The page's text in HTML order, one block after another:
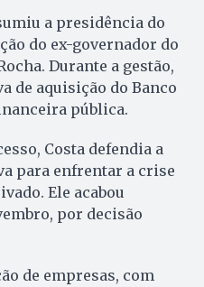
a presidência do
do ex-governador do
Durante a gestão,
de aquisição do Banco
pública.
Costa defendia a
para enfrentar a crise
Ele acabou
por decisão
de empresas, com